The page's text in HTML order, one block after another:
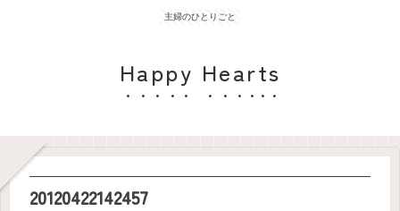
主婦のひとりごと
Happy Hearts
20120422142457